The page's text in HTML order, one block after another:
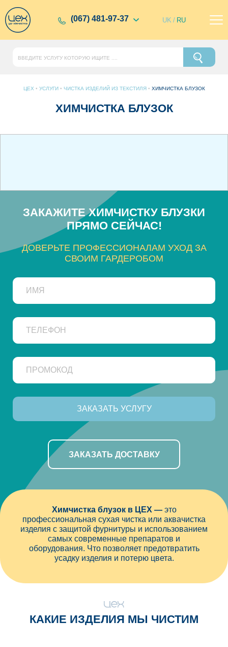
(067) 481-97-37 UK / RU
ЦЕХ • УСЛУГИ• ЧИСТКА ИЗДЕЛИЙ ИЗ ТЕКСТИЛЯ• ХИМЧИСТКА БЛУЗОК
ХИМЧИСТКА БЛУЗОК
ЗАКАЖИТЕ ХИМЧИСТКУ БЛУЗКИ
ПРЯМО СЕЙЧАС!
ДОВЕРЬТЕ ПРОФЕССИОНАЛАМ УХОД ЗА
СВОИМ ГАРДЕРОБОМ
ЗАКАЗАТЬ ДОСТАВКУ
Химчистка блузок в ЦЕХ — это
профессиональная сухая чистка или аквачистка
изделия с защитой фурнитуры и использованием
самых современные препаратов и
оборудования. Что позволяет предотвратить
усадку изделия и потерю цвета.
КАКИЕ ИЗДЕЛИЯ МЫ ЧИСТИМ